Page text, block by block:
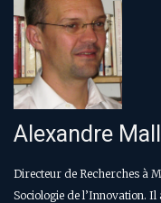
Alexandre
Directeur de Recherches à
Sociologie de l’Innovation.